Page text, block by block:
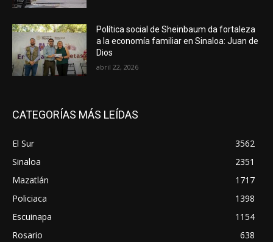
Política social de Sheinbaum da fortaleza
a la economía familiar en Sinaloa: Juan de
Dios
abril 22, 2026
CATEGORÍAS MÁS LEÍDAS
El Sur
3562
Sinaloa
2351
Mazatlán
1717
Policiaca
1398
Escuinapa
1154
Rosario
638